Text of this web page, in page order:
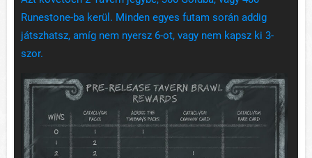
Runestone-ba kerül. Minden egyes futam során addig
játszhatsz, amíg nem nyersz 6-ot, vagy nem kapsz ki 3-
szor.